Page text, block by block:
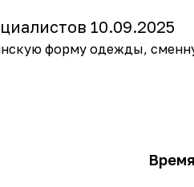
10.09.2025
форму одежды,
Время